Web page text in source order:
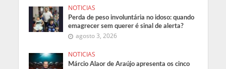
NOTICIAS
Perda de peso involuntária no idoso: quando
emagrecer sem querer é sinal de alerta?
agosto 3, 2026
NOTICIAS
Márcio Alaor de Araújo apresenta os cinco